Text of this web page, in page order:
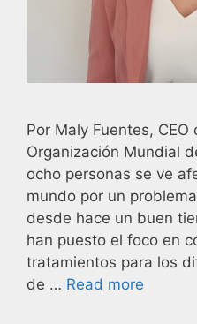
Por Maly Fuentes,
Organización Mundial
ocho personas se ve
mundo por un
desde hace un buen
han puesto el foco en
tratamientos para los
de … Read more